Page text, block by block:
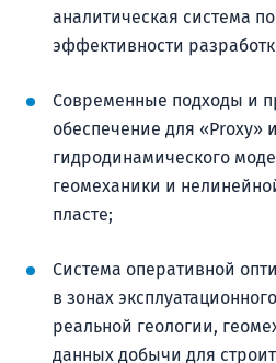
аналитическая система
эффективности
Современные подходы и
обеспечение для «Proxy»
гидродинамического
геомеханики и
пласте;
Система оперативной
в зонах
реальной геологии,
данных добычи для